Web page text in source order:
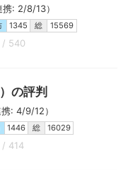
: 2/8/13）
1345 総 15569
/ 540
の評判
: 4/9/12）
1446 総 16029
/ 414